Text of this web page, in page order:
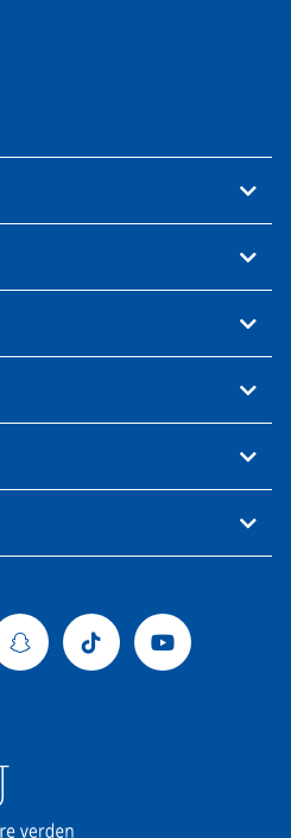
SnapchatTiktok Youtube